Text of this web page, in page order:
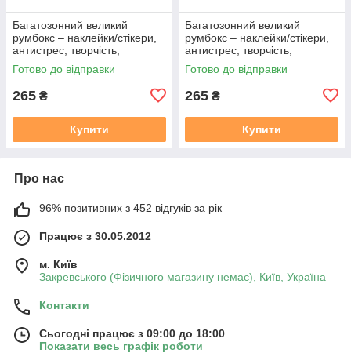
Багатозонний великий
румбокс – наклейки/стікери,
антистрес, творчість,
дозвілля "Щаслива ферма"
Готово до відправки
265 ₴
Купити
Багатозонний великий
румбокс – наклейки/стікери,
антистрес, творчість,
дозвілля "Сонячне
пасовище"
Готово до відправки
265 ₴
Купити
Про нас
96% позитивних з 452 відгуків за рік
Працює з 30.05.2012
м. Київ
Закревського (Фізичного магазину немає), Київ, Україна
Контакти
Сьогодні працює з 09:00 до 18:00
Показати весь графік роботи